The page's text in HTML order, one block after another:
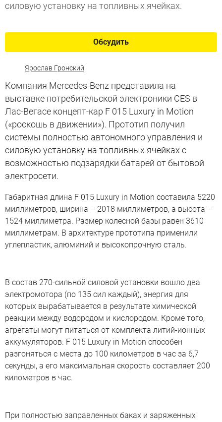
силовую установку на топливных ячейках.
Обсудить
Ярослав Гронский
Компания Mercedes-Benz представила на
выставке потребительской электроники CES в
Лас-Вегасе концепт-кар F 015 Luxury in Motion
(«роскошь в движении»). Прототип получил
системы полностью автономного управления и
силовую установку на топливных ячейках с
возможностью подзарядки батарей от бытовой
электросети.
Габаритная длина F 015 Luxury in Motion составила 5220
миллиметров, ширина – 2018 миллиметров, а высота –
1524 миллиметра. Размер колесной базы равен 3610
миллиметрам. В архитектуре прототипа применили
углепластик, алюминий и высокопрочную сталь.
В состав 270-сильной силовой установки вошло два
электромотора (по 135 сил каждый), энергия для
которых вырабатывается в результате химической
реакции между водородом и кислородом. Кроме того,
агрегаты могут питаться от комплекта литий-ионных
аккумуляторов. F 015 Luxury in Motion способен
разгоняться с места до 100 километров в час за 6,7
секунды, а его максимальная скорость составляет 200
километров в час.
При полностью заправленных баках и заряженных